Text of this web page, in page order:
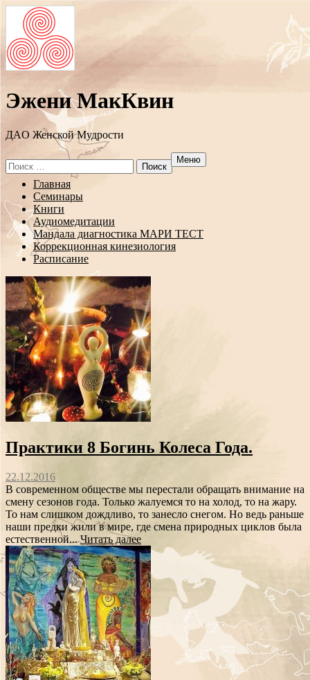
Эжени МакКвин
ДAO Женской Мудрости
Search
for:
Меню
Перейти
содержанию
Главная
Семинары
Книги
Аудиомедитации
Мандала диагностика МАРИ ТЕСТ
Коррекционная кинезиология
Расписание
Практики 8 Богинь Колеса Года.
22.12.2016
В современном обществе мы перестали обращать внимание на
смену сезонов года. Только жалуемся то на холод, то на жару.
То нам слишком дождливо, то занесло снегом. Но ведь раньше
наши предки жили в мире, где смена природных циклов была
естественной...Читать далее